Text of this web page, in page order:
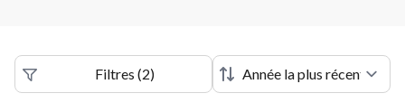
Filtres (2)